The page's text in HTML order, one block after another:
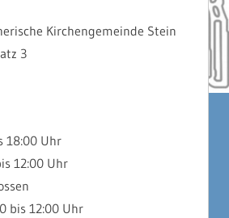
Kirchengemeinde Stein
3
18:00 Uhr
12:00 Uhr
bis 12:00 Uhr